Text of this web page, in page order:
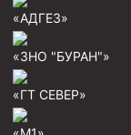
Пауки
Желонки
«АДГЕЗ»
«ЗНО "БУРАН"»
«ГТ СЕВЕР»